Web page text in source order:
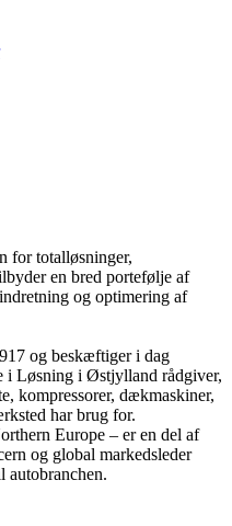
for totalløsninger,
en bred portefølje af
og optimering af
og beskæftiger i dag
i Løsning i Østjylland rådgiver,
kompressorer, dækmaskiner,
har brug for.
Europe – er en del af
og global markedsleder
autobranchen.